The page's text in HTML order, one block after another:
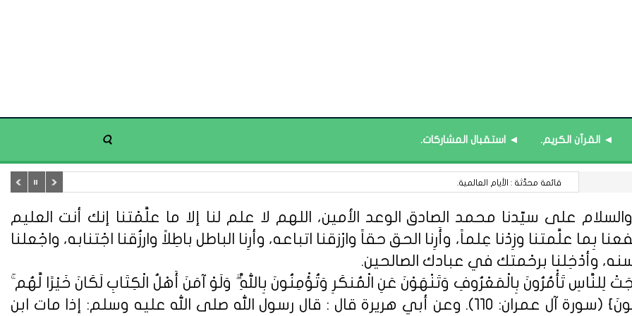
◄ القرآن الكريم. ◄ استقبال المشاركات.
قائمة محدَّثة : كأس العالم 2034
على سيّدنا محمد الصادق الوعد الأمين، اللهم لا علم لنا إلا ما علَّمْتنا إنك أنت العليم
بِما علَّمتنا وزِدْنا عِلماً، وأَرِنا الحق حقاً وارْزقنا اتباعه، وأرِنا الباطل باطِلاً وارزُقنا اجْتنابه، واجْعلنا
وأدْخِلنا برحْمتك في عبادك الصالحين.
لِلنَّاسِ تَأْمُرُونَ بِالْمَعْرُوفِ وَتَنْهَوْنَ عَنِ الْمُنكَرِ وَتُؤْمِنُونَ بِاللَّهِ ۗ وَلَوْ آمَنَ أَهْلُ الْكِتَابِ لَكَانَ خَيْرًا لَّهُم
مِّنْهُمُ الْمُؤْمِنُونَ وَأَكْثَرُهُمُ الْفَاسِقُونَ} (سورة آل عمران: 110). وعن أبي هريرة قال : قال رسول الله صلى الله عليه وسلم: إذا مات ابن